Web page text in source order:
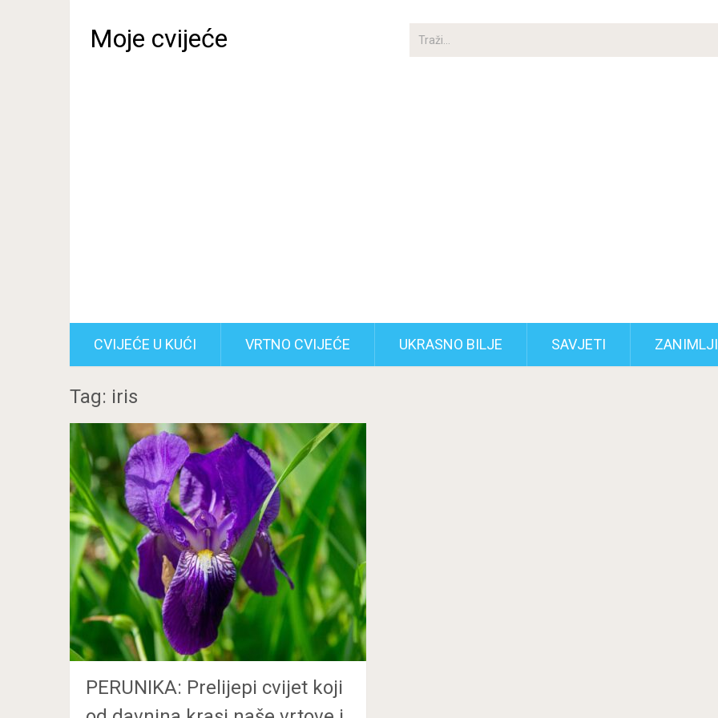
Moje cvijeće
CVIJEĆE U KUĆI VRTNO CVIJEĆE UKRASNO BILJE SAVJETI
Tag: iris
PERUNIKA: Prelijepi cvijet koji